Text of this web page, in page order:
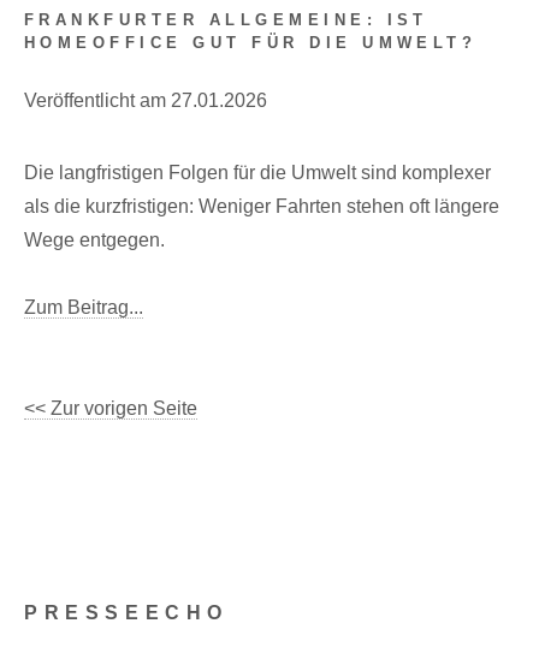
FRANKFURTER ALLGEMEINE: IST
HOMEOFFICE GUT FÜR DIE UMWELT?
Veröffentlicht am 27.01.2026
Die langfristigen Folgen für die Umwelt sind komplexer
als die kurzfristigen: Weniger Fahrten stehen oft längere
Wege entgegen.
Zum Beitrag...
<< Zur vorigen Seite
PRESSEECHO